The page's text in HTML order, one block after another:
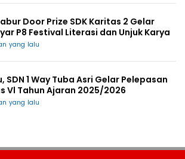
Door Prize SDK Karitas 2 Gelar
P8 Festival Literasi dan Unjuk Karya
yang lalu
SDN 1 Way Tuba Asri Gelar Pelepasan
Vl Tahun Ajaran 2025/2026
yang lalu